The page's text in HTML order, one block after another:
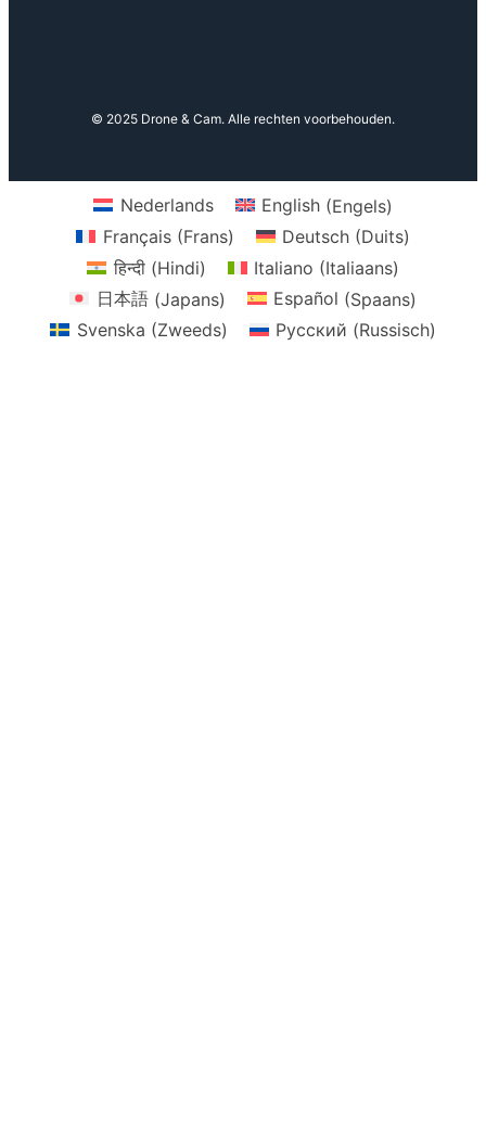
© 2025 Drone & Cam. Alle rechten voorbehouden.
Nederlands English(Engels)
Français(Frans) Deutsch(Duits)
हिन्दी(Hindi) Italiano (Italiaans)
日本語(Japans) Español (Spaans)
Svenska (Zweeds) Русский (Russisch)